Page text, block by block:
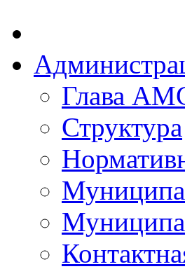
Глава
Структура